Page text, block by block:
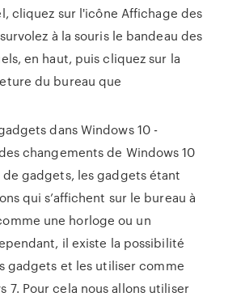
cliquez sur l'icône Affichage des
à la souris le bandeau des
en haut, puis cliquez sur la
du bureau que
dans Windows 10 -
changements de Windows 10
de gadgets, les gadgets étant
qui s’affichent sur le bureau à
une horloge ou un
il existe la possibilité
gadgets et les utiliser comme
7. Pour cela nous allons utiliser